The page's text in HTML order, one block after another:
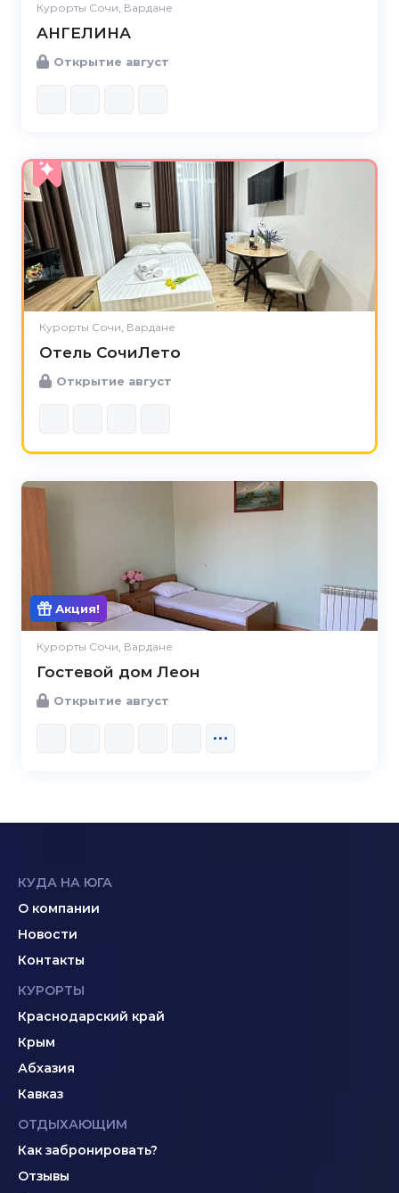
Курорты Сочи, Вардане
АНГЕЛИНА
Открытие август
Курорты Сочи, Вардане
Отель СочиЛето
Открытие август
Акция!
Курорты Сочи, Вардане
Гостевой дом Леон
Открытие август
КУДА НА ЮГА
О компании
Новости
Контакты
КУРОРТЫ
Краснодарский край
Крым
Абхазия
Кавказ
ОТДЫХАЮЩИМ
Как забронировать?
Отзывы